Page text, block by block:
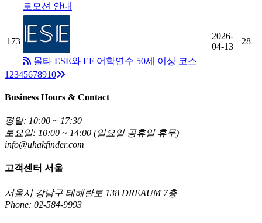
로모션 안내
173
몰타 ESE와 EF 어학연수 50세 이상 코스
2026-
04-13
28
1 2345678910Next
Business Hours & Contact
평일: 10:00 ~ 17:30
토요일: 10:00 ~ 14:00 (일요일 공휴일 휴무)
info@uhakfinder.com
고객센터 서울
서울시 강남구 테헤란로 138 DREAUM 7층
Phone: 02-584-9993